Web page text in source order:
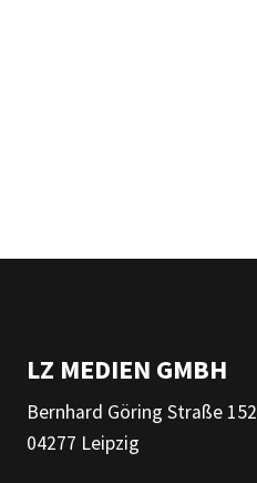
LZ MEDIEN GMBH
Bernhard Göring Straße 152
04277 Leipzig